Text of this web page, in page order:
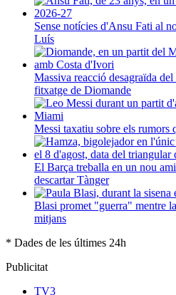
Sense notícies d'Ansu Fati al
Luís
Massiva reacció desagraïda
fitxatge de Diomande
Messi taxatiu sobre els rumors
El Barça treballa en un nou
descartar Tànger
Blasi promet "guerra" mentre
mitjans
* Dades de les últimes 24h
Publicitat
TV3